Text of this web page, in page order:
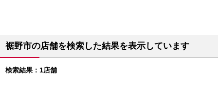
裾野市の店舗を検索した結果を表示しています
検索結果：1店舗